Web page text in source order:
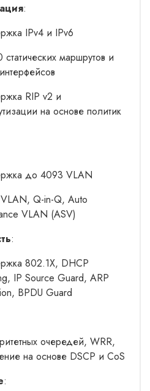
:
IPv4 и IPv6
маршрутов и
RIP v2 и
на основе политик
до 4093 VLAN
Q-in-Q, Auto
VLAN (ASV)
:
802.1X, DHCP
IP Source Guard, ARP
BPDU Guard
очередей, WRR,
на основе DSCP и CoS
: